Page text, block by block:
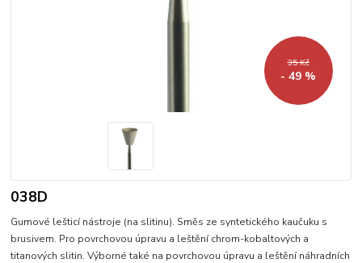
35 Kč
- 49 %
038D
Gumové lešticí nástroje (na slitinu). Směs ze syntetického kaučuku s
brusivem. Pro povrchovou úpravu a leštění chrom-kobaltových a
titanových slitin. Výborné také na povrchovou úpravu a leštění náhradních